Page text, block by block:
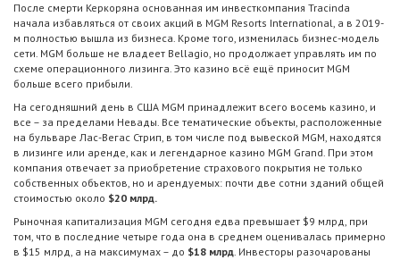
После смерти Керкоряна основанная им инвесткомпания Tracinda
начала избавляться от своих акций в MGM Resorts International, а в 2019-
м полностью вышла из бизнеса. Кроме того, изменилась бизнес-модель
сети. MGM больше не владеет Bellagio, но продолжает управлять им по
схеме операционного лизинга. Это казино всё ещё приносит MGM
больше всего прибыли.
На сегодняшний день в США MGM принадлежит всего восемь казино, и
все – за пределами Невады. Все тематические объекты, расположенные
на бульваре Лас-Вегас Стрип, в том числе под вывеской MGM, находятся
в лизинге или аренде, как и легендарное казино MGM Grand. При этом
компания отвечает за приобретение страхового покрытия не только
собственных объектов, но и арендуемых: почти две сотни зданий общей
стоимостью около $20 млрд.
Рыночная капитализация MGM сегодня едва превышает $9 млрд, при
том, что в последние четыре года она в среднем оценивалась примерно
в $15 млрд, а на максимумах – до $18 млрд. Инвесторы разочарованы